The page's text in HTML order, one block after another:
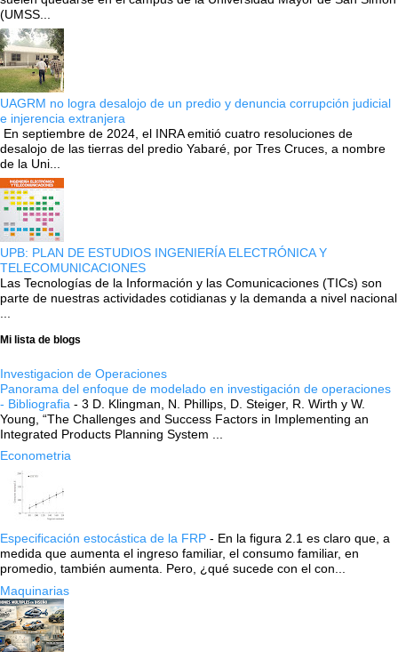
(UMSS...
UAGRM no logra desalojo de un predio y denuncia corrupción judicial
e injerencia extranjera
En septiembre de 2024, el INRA emitió cuatro resoluciones de
desalojo de las tierras del predio Yabaré, por Tres Cruces, a nombre
de la Uni...
UPB: PLAN DE ESTUDIOS INGENIERÍA ELECTRÓNICA Y
TELECOMUNICACIONES
Las Tecnologías de la Información y las Comunicaciones (TICs) son
parte de nuestras actividades cotidianas y la demanda a nivel nacional
Mi lista de blogs
Investigacion de Operaciones
Panorama del enfoque de modelado en investigación de operaciones
- Bibliografia - 3 D. Klingman, N. Phillips, D. Steiger, R. Wirth y W.
Young, “The Challenges and Success Factors in Implementing an
Integrated Products Planning System ...
Econometria
Especificación estocástica de la FRP - En la figura 2.1 es claro que, a
medida que aumenta el ingreso familiar, el consumo familiar, en
promedio, también aumenta. Pero, ¿qué sucede con el con...
Maquinarias